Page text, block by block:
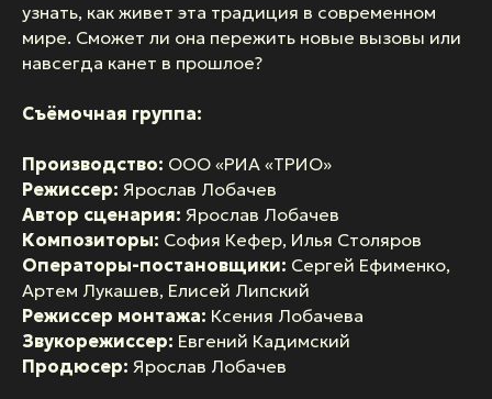
узнать, как живет эта традиция в современном
мире. Сможет ли она пережить новые вызовы или
навсегда канет в прошлое?
Съёмочная группа:
Производство: ООО «РИА «ТРИО»
Режиссер: Ярослав Лобачев
Автор сценария: Ярослав Лобачев
Композиторы: София Кефер, Илья Столяров
Операторы-постановщики: Сергей Ефименко,
Артем Лукашев, Елисей Липский
Режиссер монтажа: Ксения Лобачева
Звукорежиссер: Евгений Кадимский
Продюсер: Ярослав Лобачев